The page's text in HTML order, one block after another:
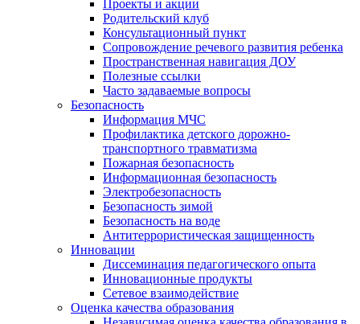
Проекты и акции
Родительский клуб
Консультационный пункт
Сопровождение речевого развития ребенка
Пространственная навигация ДОУ
Полезные ссылки
Часто задаваемые вопросы
Безопасность
Информация МЧС
Профилактика детского дорожно-
транспортного травматизма
Пожарная безопасность
Информационная безопасность
Электробезопасность
Безопасность зимой
Безопасность на воде
Антитеррористическая защищенность
Инновации
Диссеминация педагогического опыта
Инновационные продукты
Сетевое взаимодействие
Оценка качества образования